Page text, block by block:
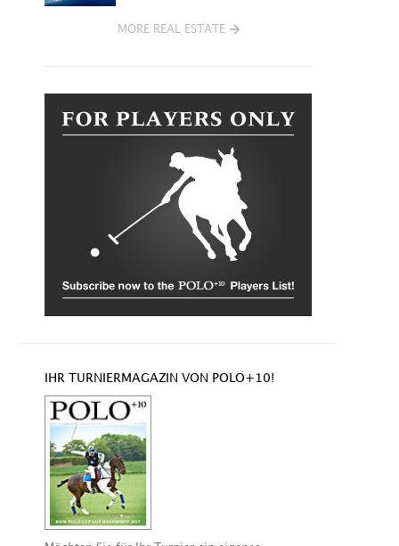
MORE REAL ESTATE
IHR TURNIERMAGAZIN VON POLO+10!